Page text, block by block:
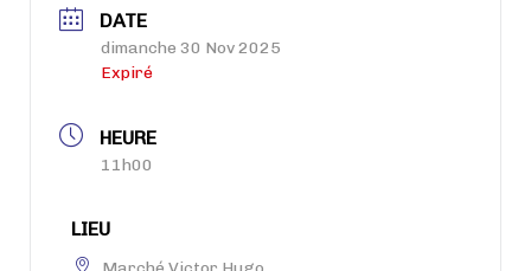
DATE
dimanche 30 Nov 2025
Expiré
HEURE
11h00
LIEU